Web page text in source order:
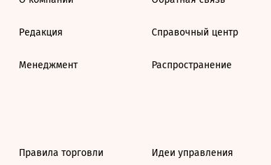
Редакция
Менеджмент
Справочный центр
Распространение
Правила торговли Идеи управления